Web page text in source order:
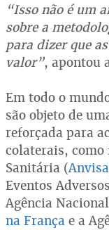
“Isso não é um
sobre a
para dizer que
valor”, apontou
Em todo o
são objeto de
reforçada para
colaterais, como
Sanitária (Anvisa
Eventos
Agência
na França e a